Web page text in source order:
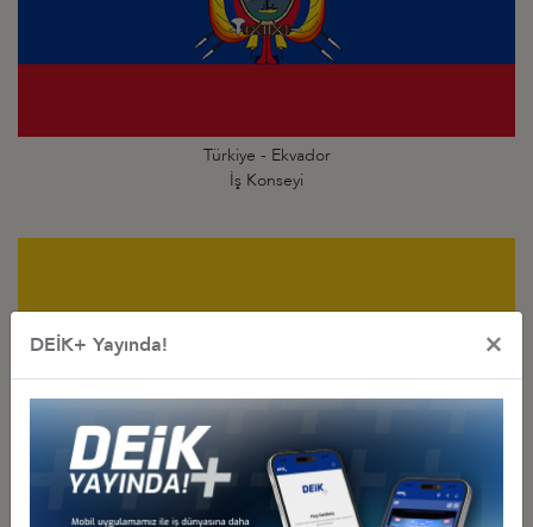
Türkiye - Ekvador
İş Konseyi
DEİK+ Yayında! ×